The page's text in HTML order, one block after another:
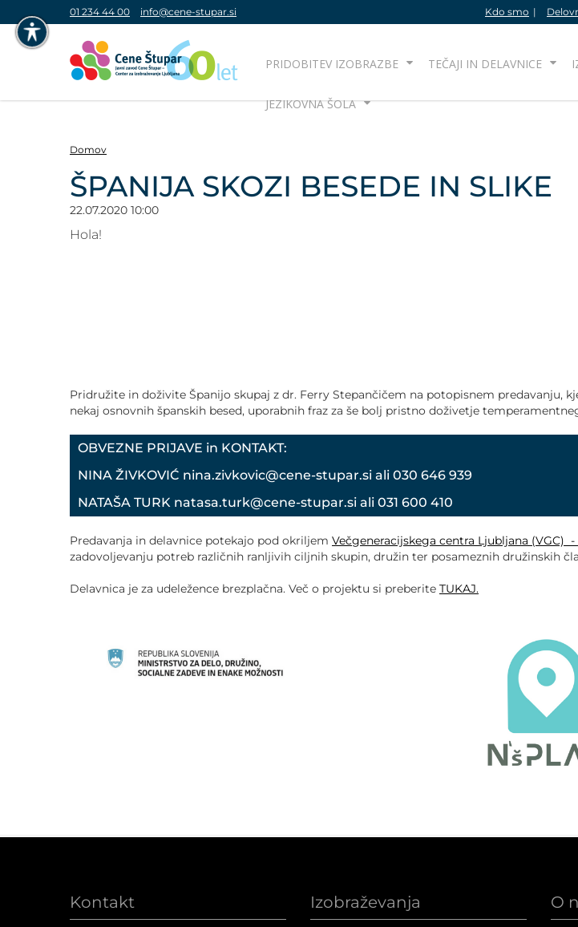
NAVIGACIJA PREKO TIPKOVNICE
VISOK KONTRAST
POMANJŠAJ PISAVO
OZNAČI NASLOVE
OZNAČI POVEZAVE
PODČRTAJ POVEZAVE
ZEMLJEVID STRANI
01 234 44 00 info@cene-stupar.si Kdo smo
PRIDOBITEV IZOBRAZBE TEČAJI IN DELAVNICE
JEZIKOVNA ŠOLA
Domov
ŠPANIJA SKOZI BESEDE IN SLIKE
22.07.2020 10:00
Hola!
Pridružite in doživite Španijo skupaj z dr. Ferry Stepančičem na potopisnem predavanju,
nekaj osnovnih španskih besed, uporabnih fraz za še bolj pristno doživetje
OBVEZNE PRIJAVE in KONTAKT:
NINA ŽIVKOVIĆ nina.zivkovic@cene-stupar.si ali 030 646 939
NATAŠA TURK natasa.turk@cene-stupar.si ali 031 600 410
Predavanja in delavnice potekajo pod okriljem Večgeneracijskega centra Ljubljana (VGC) -
zadovoljevanju potreb različnih ranljivih ciljnih skupin, družin ter posameznih družinskih
Delavnica je za udeležence brezplačna. Več o projektu si preberite TUKAJ.
Kontakt Izobraževanja O